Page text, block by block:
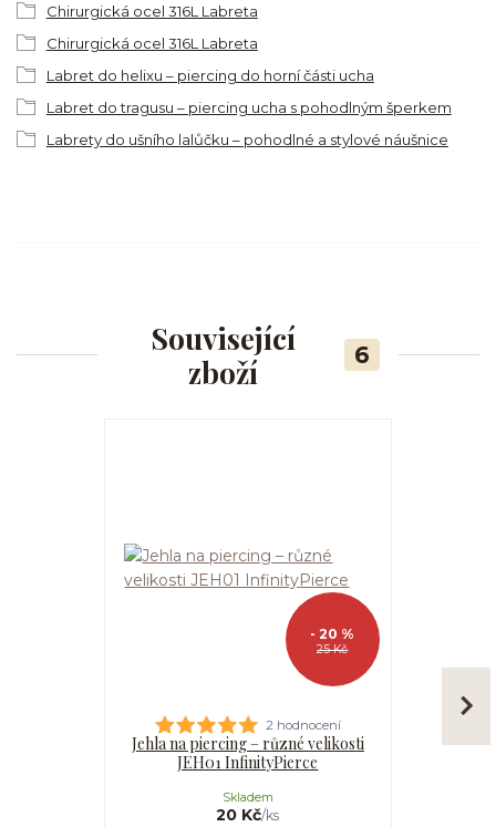
Chirurgická ocel 316L Labreta
Chirurgická ocel 316L Labreta
Labret do helixu – piercing do horní části ucha
Labret do tragusu – piercing ucha s pohodlným šperkem
Labrety do ušního lalůčku – pohodlné a stylové náušnice
Související
zboží
6
25 Kč
- 20 %
2 hodnocení
Jehla na piercing – různé velikosti
JEH01 InfinityPierce
20 Kč/ks
Skladem